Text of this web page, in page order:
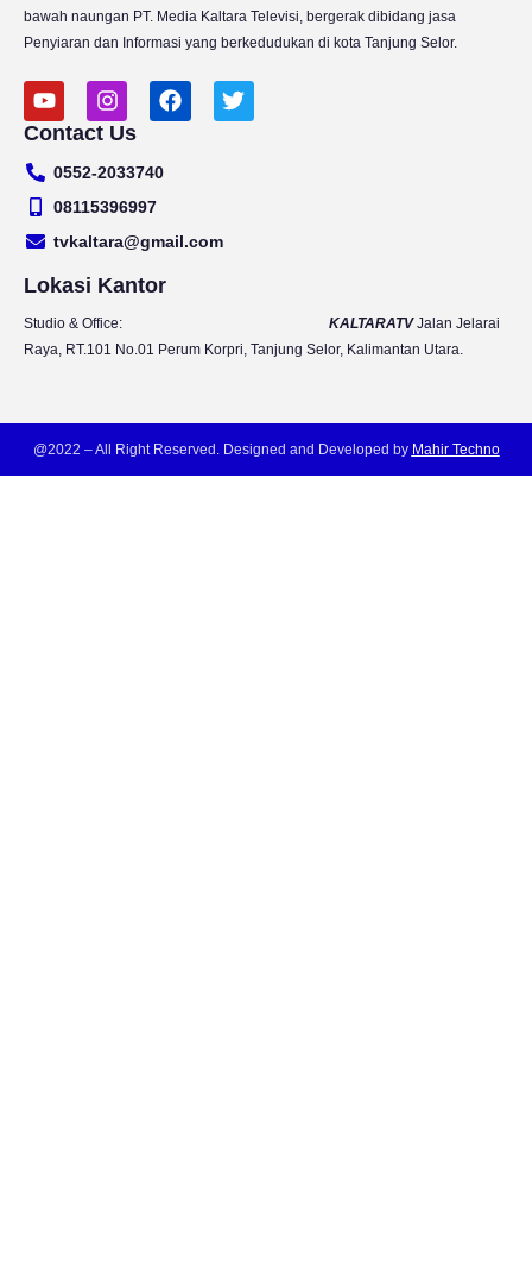
bawah naungan PT. Media Kaltara Televisi, bergerak dibidang jasa
Penyiaran dan Informasi yang berkedudukan di kota Tanjung Selor.
Y
o
u
u
b
I
n
s
a
g
a
m
F
a
k
T
w
Contact Us
0552-2033740
08115396997
tvkaltara@gmail.com
Lokasi Kantor
Studio & Office: KALTARATVJalan Jelarai
Raya, RT.101 No.01 Perum Korpri, Tanjung Selor, Kalimantan Utara.
@2022 – All Right Reserved. Designed and Developed by Mahir Techno